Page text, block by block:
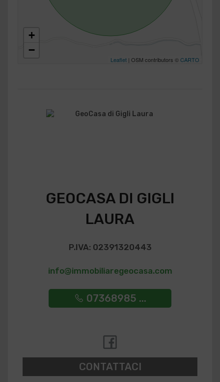
+
−
Leaflet | OSM contributors ©CARTO
GEOCASA DI GIGLI
LAURA
P.IVA: 02391320443
info@immobiliaregeocasa.com
07368985 ...
CONTATTACI